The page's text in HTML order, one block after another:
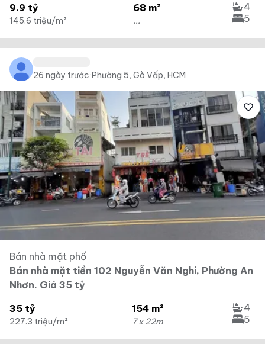
9.9 tỷ
145.6 triệu/m²
68 m²
...
4
5
26 ngày trước·Phường 5, Gò Vấp, HCM
Bán nhà mặt phố
Bán nhà mặt tiền 102 Nguyễn Văn Nghi, Phường An
Nhơn. Giá 35 tỷ
35 tỷ
227.3 triệu/m²
154 m²
7 x 22m
4
5